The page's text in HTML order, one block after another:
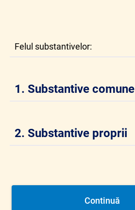
Felul substantivelor:
1. Substantive comune
2. Substantive proprii
Continuă